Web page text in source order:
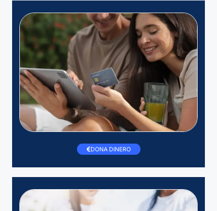
DONA DINERO